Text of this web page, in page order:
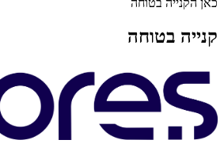
כאן הקנייה בטוחה
קנייה בטוחה